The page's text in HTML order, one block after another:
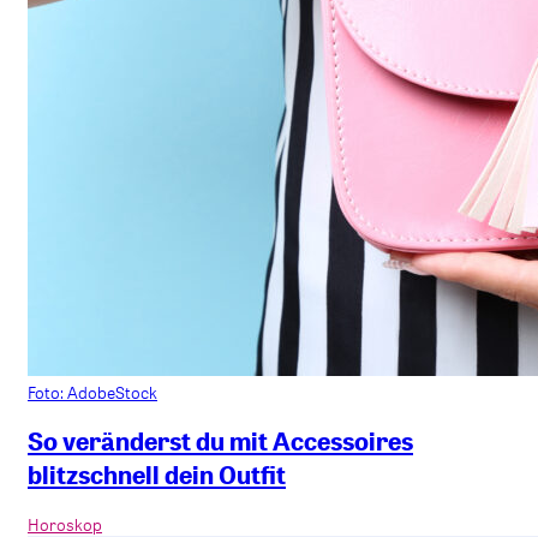
Foto: AdobeStock
So veränderst du mit Accessoires
blitzschnell dein Outfit
Horoskop